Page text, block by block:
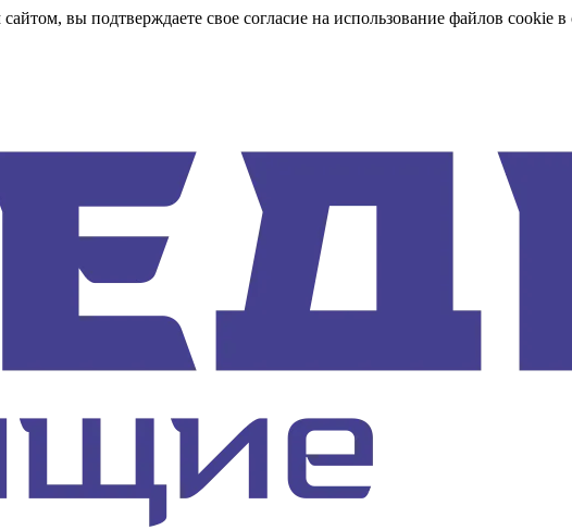
вы подтверждаете свое согласие на использование файлов cookie